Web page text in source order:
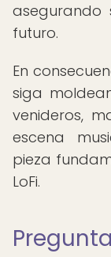
asegurando
futuro.
En
siga
venideros,
escena
pieza
LoFi.